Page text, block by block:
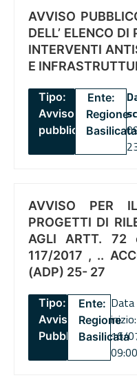
AVVISO
DELL’ ELENCO
INTERVENTI
E
Tipo:
Avviso
pubblico
Ente:
Regione
Basilicata
AVVISO PER
PROGETTI DI
AGLI ARTT.
117/2017 , ..
(ADP) 25- 27
Tipo:
Avviso
Pubblico
Ente:
Regione
Basilicata
Data
inizio:
16/
09:00